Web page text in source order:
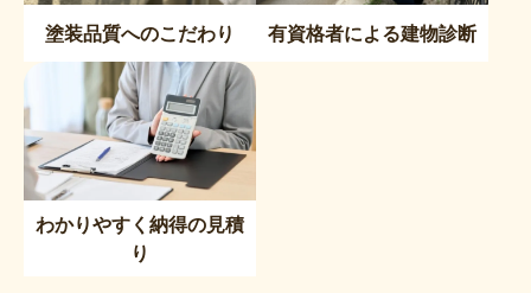
塗装品質へのこだわり 有資格者による建物診断
わかりやすく納得の見積
り